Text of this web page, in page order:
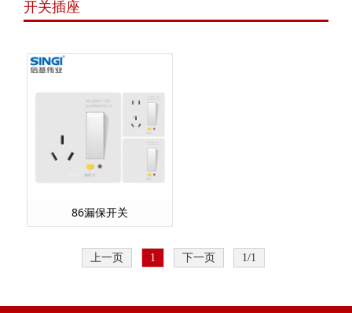
开关插座
86漏保开关
上一页 1 下一页 1/1